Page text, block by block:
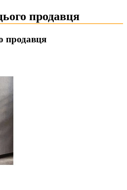
продавця
продавця